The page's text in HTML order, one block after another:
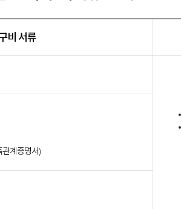
비 서류
관계증명서)